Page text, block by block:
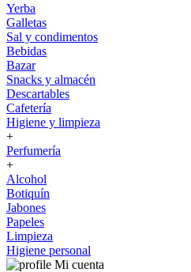
Yerba
Galletas
Sal y condimentos
Bebidas
Bazar
Snacks y almacén
Descartables
Cafetería
Higiene y limpieza
+
Perfumería
+
Alcohol
Botiquín
Jabones
Papeles
Limpieza
Higiene personal
Mi cuenta